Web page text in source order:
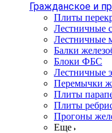
Гражданское и
Плиты
Лестничные
Лестничные
Балки
Блоки ФБС
Лестничные
Перемычки
Плиты
Плиты
Прогоны
Еще